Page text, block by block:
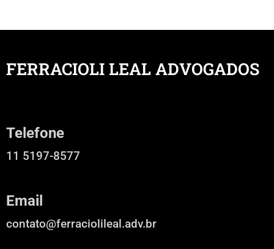
FERRACIOLI LEAL ADVOGADOS
Telefone
11 5197-8577
Email
contato@ferraciolileal.adv.br